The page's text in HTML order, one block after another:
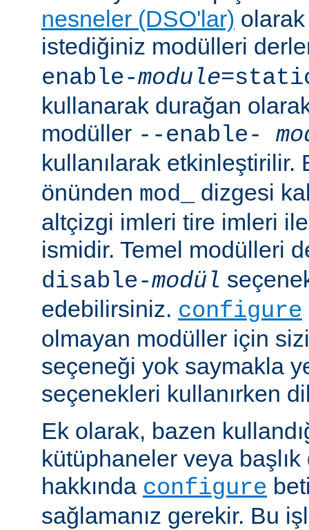
nesneler (DSO'lar) olarak
istediğiniz modülleri
enable-module
kullanarak durağan
modüller --enable-
kullanılarak
önünden mod_
dizgesi
altçizgi imleri tire imleri
ismidir. Temel modülleri
disable-modül
edebilirsiniz. configure
olmayan modüller için
seçeneği yok saymakla
seçenekleri kullanırken
Ek olarak, bazen
kütüphaneler veya başlık
hakkında configure
sağlamanız gerekir. Bu